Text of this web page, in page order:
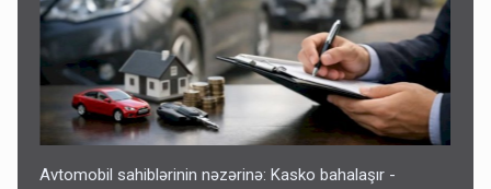
Avtomobil sahiblərinin nəzərinə: Kasko bahalaşır -